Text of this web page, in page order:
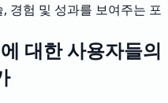
경험 및 성과를 보여주는 포
대한 사용자들의